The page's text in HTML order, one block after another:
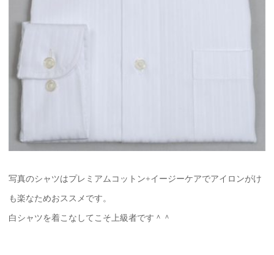
写真のシャツはプレミアムコットン+イージーケアでアイロンがけ
も楽なためおススメです。
白シャツを着こなしてこそ上級者です＾＾